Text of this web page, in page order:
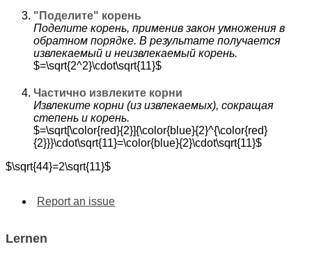
"Поделите" корень
Поделите корень, применив закон умножения в
обратном порядке. В результате получается
извлекаемый и неизвлекаемый корень.
$=\sqrt{2^2}\cdot\sqrt{11}$
Частично извлеките корни
Извлеките корни (из извлекаемых), сокращая
степень и корень.
$=\sqrt[\color{red}{2}]{\color{blue}{2}^{\color{red}
{2}}}\cdot\sqrt{11}=\color{blue}{2}\cdot\sqrt{11}$
$\sqrt{44}=2\sqrt{11}$
Report an issue
Lernen